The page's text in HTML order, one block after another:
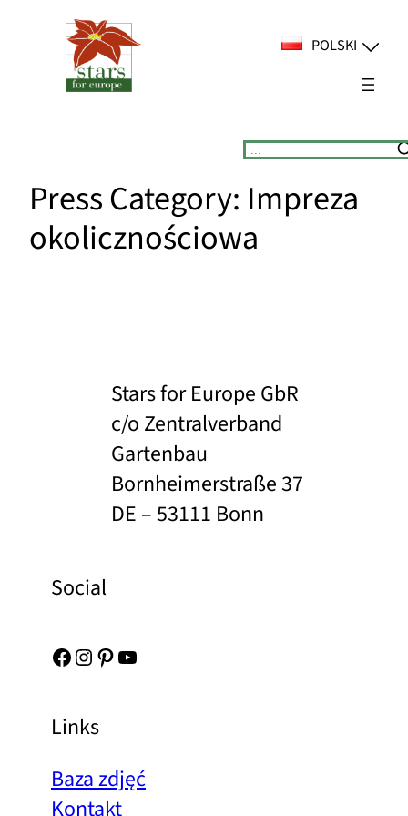
POLSKI
Suchen
Press Category: Impreza
okolicznościowa
Stars for Europe GbR
c/o Zentralverband
Gartenbau
Bornheimerstraße 37
DE – 53111 Bonn
Social
Facebook Instagram Pinterest YouTube
Links
Baza zdjęć
Kontakt